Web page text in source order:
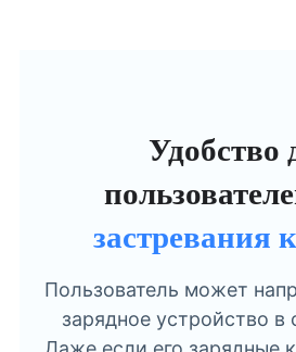
Удобство
застревания
Пользователь может
зарядное устройство в